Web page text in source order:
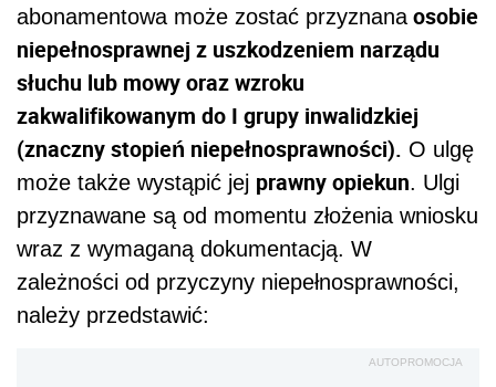
abonamentowa może zostać przyznanaosobie
niepełnosprawnej z uszkodzeniem narządu
słuchu lub mowy oraz wzroku
zakwalifikowanym do I grupy inwalidzkiej
(znaczny stopień niepełnosprawności). O ulgę
może także wystąpić jej prawny opiekun. Ulgi
przyznawane są od momentu złożenia wniosku
wraz z wymaganą dokumentacją. W
zależności od przyczyny niepełnosprawności,
należy przedstawić:
AUTOPROMOCJA